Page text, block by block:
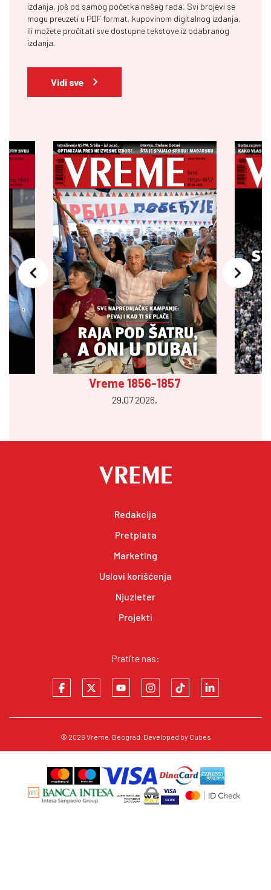
izdanja, još od samog početka našeg rada. Svi brojevi se
mogu preuzeti u PDF format, kupovinom digitalnog izdanja,
ili možete pročitati sve dostupne tekstove iz odabranog
izdanja.
Vidi sve
Vreme 1856-1857
29.07 2026.
Redakcija
Pretplata
Marketing
Uslovi korišćenja
Njuzleter
Projekti
Pratite nas:
© 2026 Vreme, Beograd. Developed by Cubes